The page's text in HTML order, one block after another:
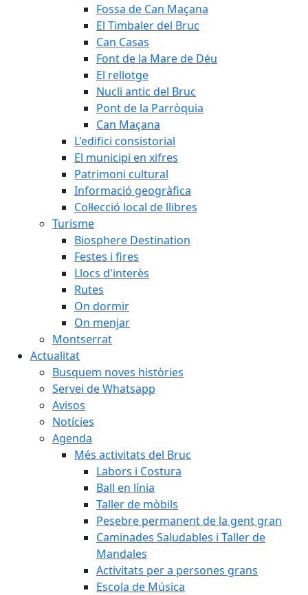
Fossa de Can Maçana
El Timbaler del Bruc
Can Casas
Font de la Mare de Déu
El rellotge
Nucli antic del Bruc
Pont de la Parròquia
Can Maçana
L'edifici consistorial
El municipi en xifres
Patrimoni cultural
Informació geogràfica
Col·lecció local de llibres
Turisme
Biosphere Destination
Festes i fires
Llocs d'interès
Rutes
On dormir
On menjar
Montserrat
Actualitat
Busquem noves històries
Servei de Whatsapp
Avisos
Notícies
Agenda
Més activitats del Bruc
Labors i Costura
Ball en línia
Taller de mòbils
Pesebre permanent de la gent gran
Caminades Saludables i Taller de
Mandales
Activitats per a persones grans
Escola de Música